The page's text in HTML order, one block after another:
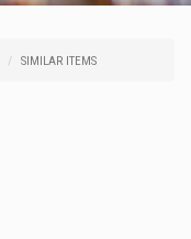
SIMILAR ITEMS